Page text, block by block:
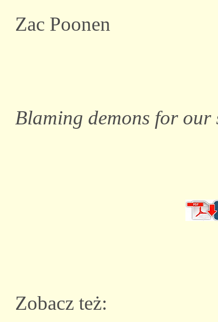
Zac Poonen
Blaming demons for our
Zobacz też: